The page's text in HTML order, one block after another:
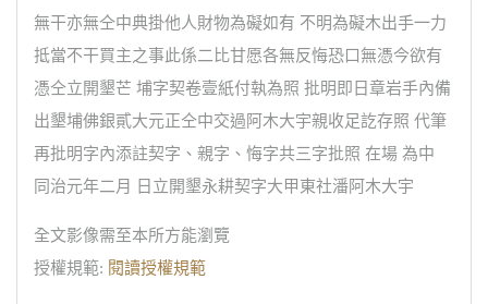
無干亦無仝中典掛他人財物為礙如有 不明為礙木出手一力
抵當不干買主之事此係二比甘愿各無反悔恐口無憑今欲有
憑仝立開墾芒 埔字契卷壹紙付執為照 批明即日章岩手內備
出墾埔佛銀貳大元正仝中交過阿木大宇親收足訖存照 代筆
再批明字內添註契字、親字、悔字共三字批照 在場 為中
同治元年二月 日立開墾永耕契字大甲東社潘阿木大宇
全文影像需至本所方能瀏覽
授權規範: 閱讀授權規範